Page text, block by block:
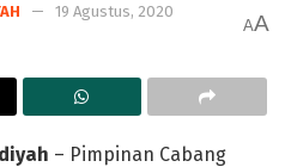
19 Agustus, 2020
AA
– Pimpinan Cabang